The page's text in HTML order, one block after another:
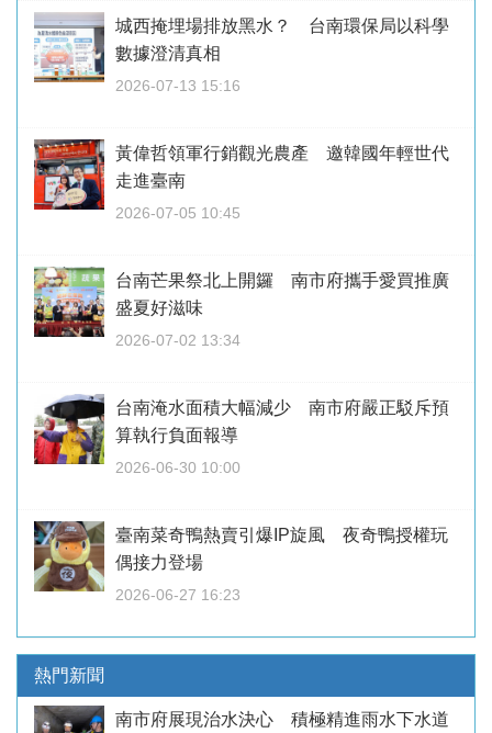
城西掩埋場排放黑水？ 台南環保局以科學
數據澄清真相
2026-07-13 15:16
黃偉哲領軍行銷觀光農產 邀韓國年輕世代
走進臺南
2026-07-05 10:45
台南芒果祭北上開鑼 南市府攜手愛買推廣
盛夏好滋味
2026-07-02 13:34
台南淹水面積大幅減少 南市府嚴正駁斥預
算執行負面報導
2026-06-30 10:00
臺南菜奇鴨熱賣引爆IP旋風 夜奇鴨授權玩
偶接力登場
2026-06-27 16:23
熱門新聞
南市府展現治水決心 積極精進雨水下水道